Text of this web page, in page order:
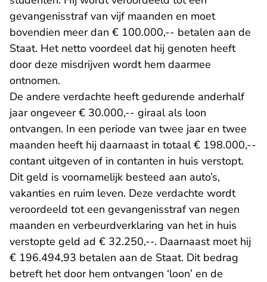
gevangenisstraf van vijf maanden en moet
bovendien meer dan € 100.000,-- betalen aan de
Staat. Het netto voordeel dat hij genoten heeft
door deze misdrijven wordt hem daarmee
ontnomen.
De andere verdachte heeft gedurende anderhalf
jaar ongeveer € 30.000,-- giraal als loon
ontvangen. In een periode van twee jaar en twee
maanden heeft hij daarnaast in totaal € 198.000,--
contant uitgeven of in contanten in huis verstopt.
Dit geld is voornamelijk besteed aan auto’s,
vakanties en ruim leven. Deze verdachte wordt
veroordeeld tot een gevangenisstraf van negen
maanden en verbeurdverklaring van het in huis
verstopte geld ad € 32.250,--. Daarnaast moet hij
€ 196.494,93 betalen aan de Staat. Dit bedrag
betreft het door hem ontvangen ‘loon’ en de